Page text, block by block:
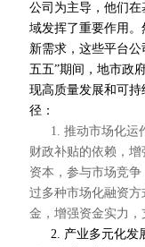
公司为主导，他们
域发挥了重要作用
新需求，这些平台
五五”期间，地市政
现高质量发展和可
径：
1. 推动市场化运
财政补贴的依赖，
资本，参与市场竞
过多种市场化融资
金，增强资金实力，
2. 产业多元化发